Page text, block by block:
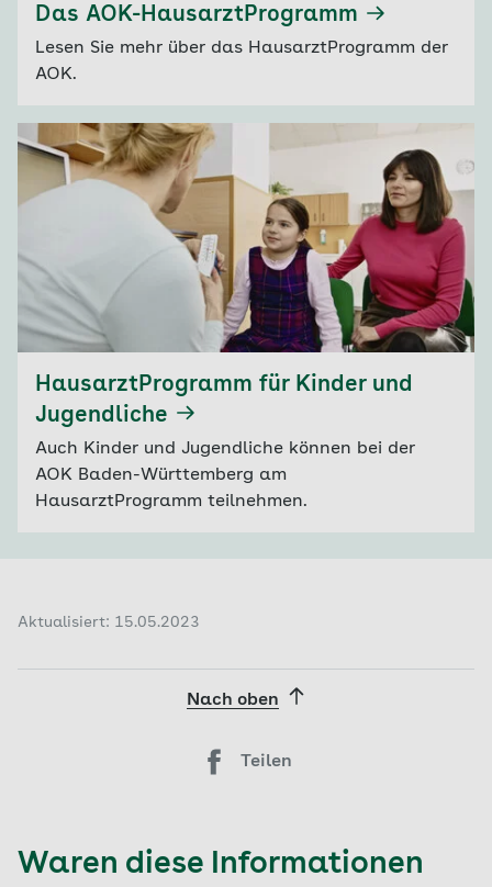
Das AOK-HausarztProgramm
Lesen Sie mehr über das HausarztProgramm der
AOK.
HausarztProgramm für Kinder und
Jugendliche
Auch Kinder und Jugendliche können bei der
AOK Baden-Württemberg am
HausarztProgramm teilnehmen.
Aktualisiert: 15.05.2023
Nach oben
Teilen
Waren diese Informationen